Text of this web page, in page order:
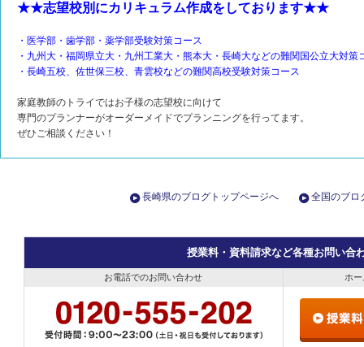
★★志望校別にカリキュラム作成をしております★★
・医学部・歯学部・薬学部受験対策コース
・九州大・福岡県立大・九州工業大・熊本大・長崎大などの難関国公立大対策
・長崎五校、佐世保三校、青雲校などの難関高校受験対策コース
家庭教師のトライではお子様の志望校に向けて
専門のプランナーがオーダーメイドでプランニングを行ってます。
ぜひご相談ください！
長崎県のブログトップページへ 全国のブロ
授業料・資料請求など各種お問い合
お電話でのお問い合わせ ホ